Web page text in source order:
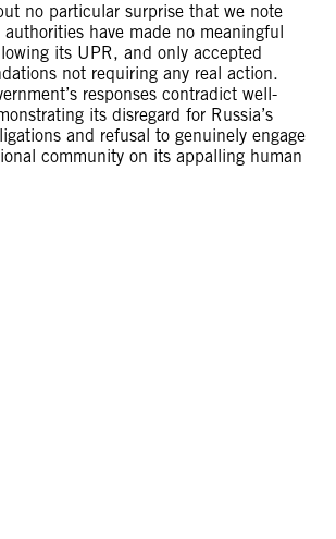
no particular surprise that we note
have made no meaningful
its UPR, and only accepted
not requiring any real action.
responses contradict well-
its disregard for Russia’s
and refusal to genuinely engage
community on its appalling human